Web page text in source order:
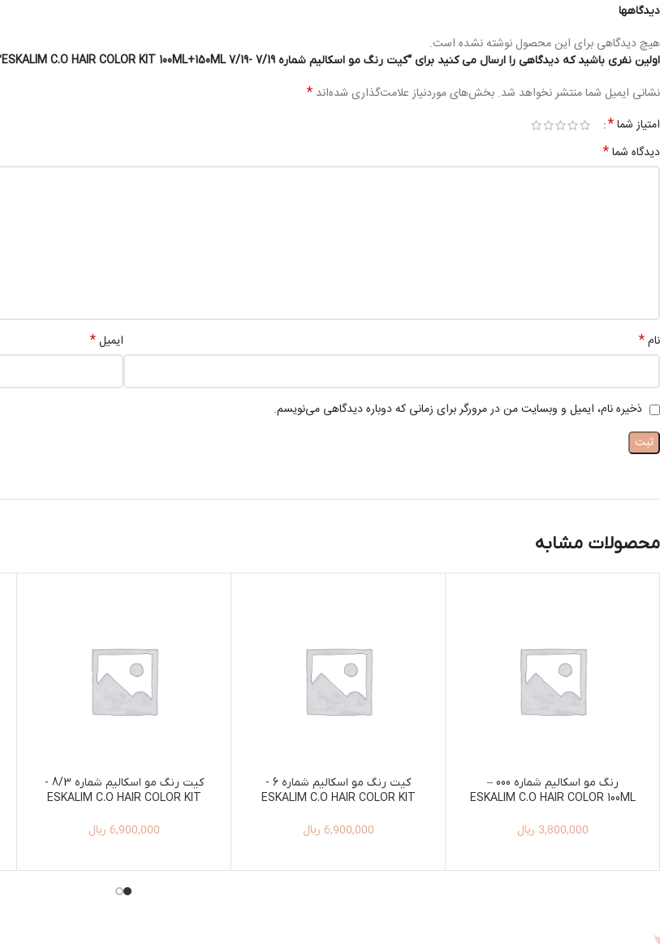
دیدگاهها
هیچ دیدگاهی برای این محصول نوشته نشده است.
اولین نفری باشید که دیدگاهی را ارسال می کنید برای “کیت رنگ مو اسکالیم شماره 7/19 -ESKALIM C.O HAIR COLOR KIT 100ML+150ML 7/19”
نشانی ایمیل شما منتشر نخواهد شد. بخش‌های موردنیاز علامت‌گذاری شده‌اند *
امتیاز شما*
دیدگاه شما*
نام* ایمیل*
ذخیره نام، ایمیل و وبسایت من در مرورگر برای زمانی که دوباره دیدگاهی می‌نویسم.
محصولات مشابه
رنگ مو اسکالیم شماره 000 –
ESKALIM C.O HAIR COLOR 100ML
3,800,000 ریال
کیت رنگ مو اسکالیم شماره 6 -
ESKALIM C.O HAIR COLOR KIT
6,900,000 ریال
کیت رنگ مو اسکالیم شماره 8/3 -
ESKALIM C.O HAIR COLOR KIT
6,900,000 ریال